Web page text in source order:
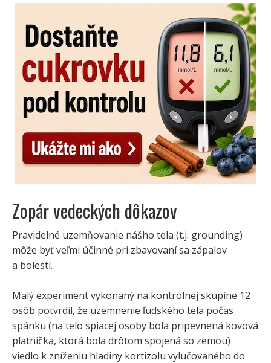
Zopár vedeckých dôkazov
Pravidelné uzemňovanie nášho tela (t.j. grounding)
môže byť veľmi účinné pri zbavovaní sa zápalov
a bolestí.
Malý experiment vykonaný na kontrolnej skupine 12
osôb potvrdil, že uzemnenie ľudského tela počas
spánku (na telo spiacej osoby bola pripevnená kovová
platnička, ktorá bola drôtom spojená so zemou)
viedlo k zníženiu hladiny kortizolu vylučovaného do